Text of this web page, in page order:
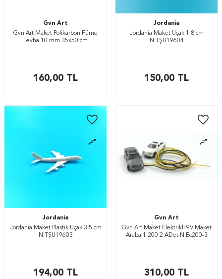
Gvn Art
Gvn Art Maket Polikarbon Füme
Levha 10 mm 35x50 cm
160,00 TL
Jordania
Jordania Maket Uçak 1.8 cm
N:TŞU19604
150,00 TL
Jordania
Jordania Maket Plastik Uçak 3.5 cm
N:TŞU19603
194,00 TL
Gvn Art
Gvn Art Maket Elektrikli 9V Maket
Araba 1:200 2 ADet N:Ec200-3
310,00 TL